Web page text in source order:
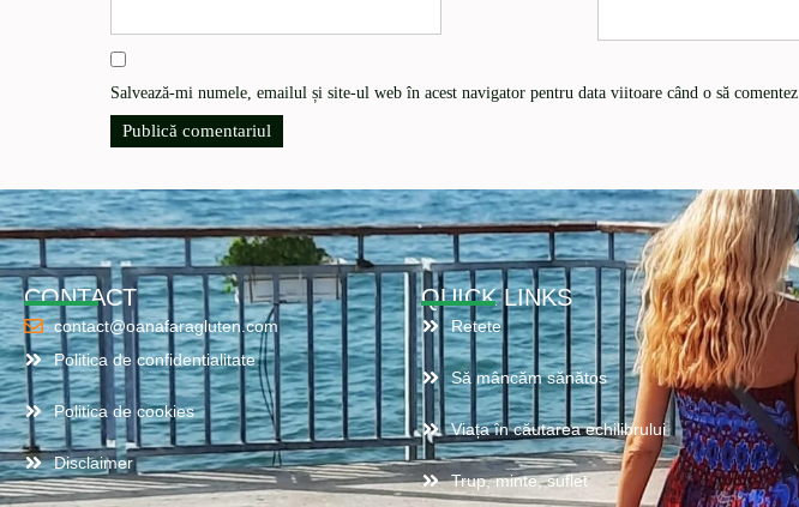
Salvează-mi numele, emailul și site-ul web în acest navigator pentru data viitoare când o să comentez.
CONTACT
contact@oanafaragluten.com
Politica de confidentialitate
Politica de cookies
Disclaimer
QUICK LINKS
Retete
Să mâncăm sănătos
Viața în căutarea echilibrului
Trup, minte, suflet